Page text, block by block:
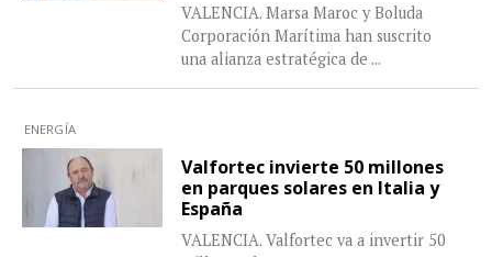
VALENCIA. Marsa Maroc y Boluda
Corporación Marítima han suscrito
una alianza estratégica de ...
ENERGÍA
Valfortec invierte 50 millones
en parques solares en Italia y
España
VALENCIA. Valfortec va a invertir 50